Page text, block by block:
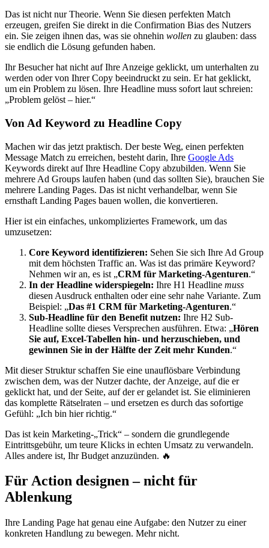
Das ist nicht nur Theorie. Wenn Sie diesen perfekten Match
erzeugen, greifen Sie direkt in die Confirmation Bias des Nutzers
ein. Sie zeigen ihnen das, was sie ohnehin wollen zu glauben: dass
sie endlich die Lösung gefunden haben.
Ihr Besucher hat nicht auf Ihre Anzeige geklickt, um unterhalten zu
werden oder von Ihrer Copy beeindruckt zu sein. Er hat geklickt,
um ein Problem zu lösen. Ihre Headline muss sofort laut schreien:
„Problem gelöst – hier.“
Von Ad Keyword zu Headline Copy
Machen wir das jetzt praktisch. Der beste Weg, einen perfekten
Message Match zu erreichen, besteht darin, Ihre Google Ads
Keywords direkt auf Ihre Headline Copy abzubilden. Wenn Sie
mehrere Ad Groups laufen haben (und das sollten Sie), brauchen Sie
mehrere Landing Pages. Das ist nicht verhandelbar, wenn Sie
ernsthaft Landing Pages bauen wollen, die konvertieren.
Hier ist ein einfaches, unkompliziertes Framework, um das
umzusetzen:
Core Keyword identifizieren: Sehen Sie sich Ihre Ad Group
mit dem höchsten Traffic an. Was ist das primäre Keyword?
Nehmen wir an, es ist „CRM für Marketing-Agenturen.“
In der Headline widerspiegeln: Ihre H1 Headline muss
diesen Ausdruck enthalten oder eine sehr nahe Variante. Zum
Beispiel: „Das #1 CRM für Marketing-Agenturen.“
Sub-Headline für den Benefit nutzen: Ihre H2 Sub-
Headline sollte dieses Versprechen ausführen. Etwa: „Hören
Sie auf, Excel-Tabellen hin- und herzuschieben, und
gewinnen Sie in der Hälfte der Zeit mehr Kunden.“
Mit dieser Struktur schaffen Sie eine unauflösbare Verbindung
zwischen dem, was der Nutzer dachte, der Anzeige, auf die er
geklickt hat, und der Seite, auf der er gelandet ist. Sie eliminieren
das komplette Rätselraten – und ersetzen es durch das sofortige
Gefühl: „Ich bin hier richtig.“
Das ist kein Marketing-„Trick“ – sondern die grundlegende
Eintrittsgebühr, um teure Klicks in echten Umsatz zu verwandeln.
Alles andere ist, Ihr Budget anzuzünden. 🔥
Für Action designen – nicht für
Ablenkung
Ihre Landing Page hat genau eine Aufgabe: den Nutzer zu einer
konkreten Handlung zu bewegen. Mehr nicht.